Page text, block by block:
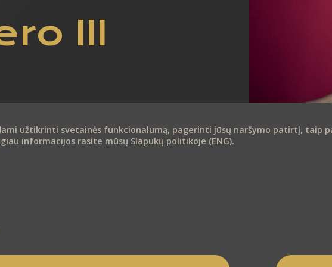
III
užtikrinti svetainės funkcionalumą, pagerinti jūsų naršymo patirtį, taip
informacijos rasite mūsų Slapukų politikoje (ENG).